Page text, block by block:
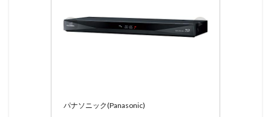
パナソニック(Panasonic)